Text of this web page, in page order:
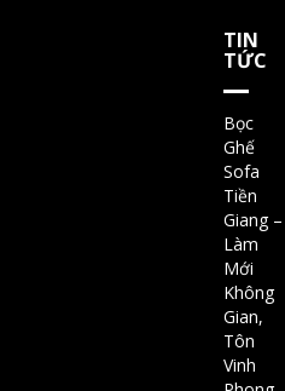
TIN
TỨC
Bọc
Ghế
Sofa
Tiền
Giang –
Làm
Mới
Không
Gian,
Tôn
Vinh